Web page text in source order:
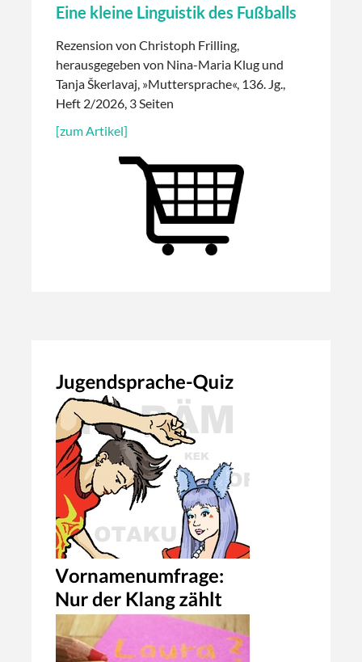
Eine kleine Linguistik des Fußballs
Rezension von Christoph Frilling,
herausgegeben von Nina-Maria Klug und
Tanja Škerlavaj, »Muttersprache«, 136. Jg.,
Heft 2/2026, 3 Seiten
[zum Artikel]